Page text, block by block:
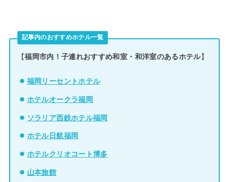
記事内のおすすめホテル一覧
【福岡市内！子連れおすすめ和室・和洋室のあるホテル】
福岡リーセントホテル
ホテルオークラ福岡
ソラリア西鉄ホテル福岡
ホテル日航福岡
ホテルクリオコート博多
山本旅館